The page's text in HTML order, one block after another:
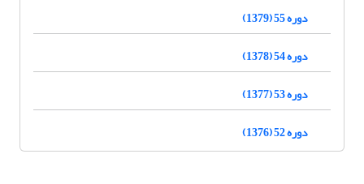
دوره 55 (1379)
دوره 54 (1378)
دوره 53 (1377)
دوره 52 (1376)